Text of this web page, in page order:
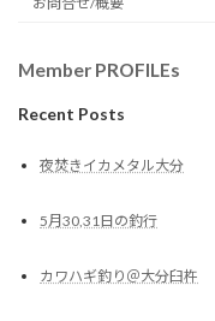
Member PROFILEs
Recent Posts
夜焚きイカメタル大分
5月30,31日の釣行
カワハギ釣り＠大分臼杵